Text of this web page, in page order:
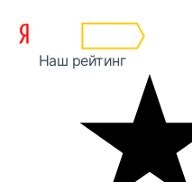
Наш рейтинг